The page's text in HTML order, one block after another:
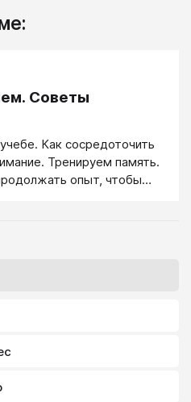
Советы
Как сосредоточить
Тренируем память.
опыт, чтобы
направлять свою
к доске...Контрольная
Как освободить
людей, которые
Уроки в школе.